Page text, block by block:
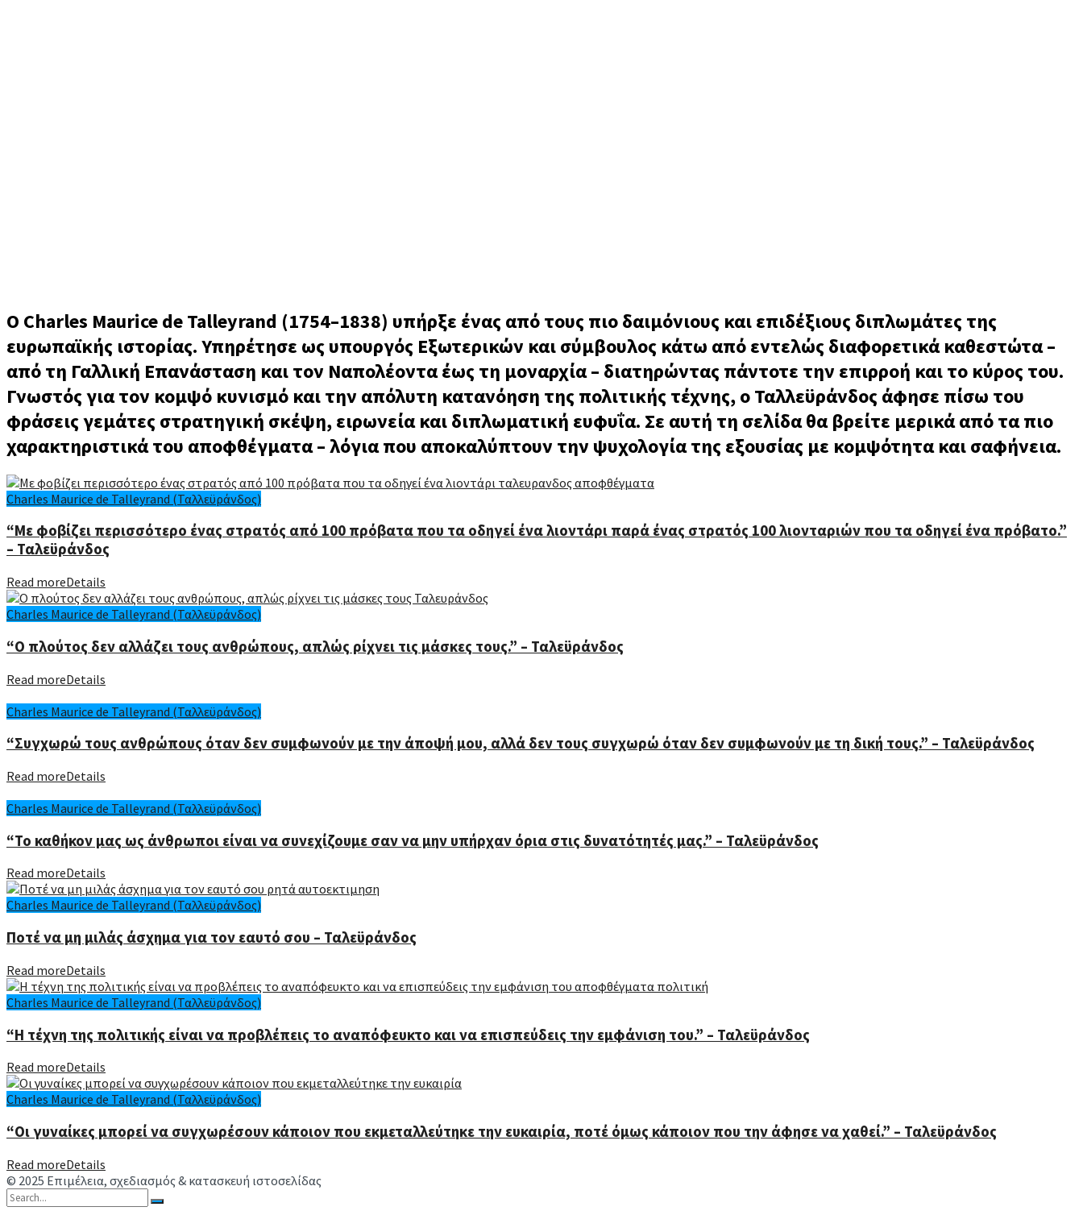
Ο Charles Maurice de Talleyrand (1754–1838) υπήρξε ένας από τους πιο δαιμόνιους και επιδέξιους διπλωμάτες της
ευρωπαϊκής ιστορίας. Υπηρέτησε ως υπουργός Εξωτερικών και σύμβουλος κάτω από εντελώς διαφορετικά καθεστώτα –
από τη Γαλλική Επανάσταση και τον Ναπολέοντα έως τη μοναρχία – διατηρώντας πάντοτε την επιρροή και το κύρος του.
Γνωστός για τον κομψό κυνισμό και την απόλυτη κατανόηση της πολιτικής τέχνης, ο Ταλλεϋράνδος άφησε πίσω του
φράσεις γεμάτες στρατηγική σκέψη, ειρωνεία και διπλωματική ευφυΐα. Σε αυτή τη σελίδα θα βρείτε μερικά από τα πιο
χαρακτηριστικά του αποφθέγματα – λόγια που αποκαλύπτουν την ψυχολογία της εξουσίας με κομψότητα και σαφήνεια.
Charles Maurice de Talleyrand (Ταλλεϋράνδος)
“Με φοβίζει περισσότερο ένας στρατός από 100 πρόβατα που τα οδηγεί ένα λιοντάρι παρά ένας στρατός 100 λιονταριών που τα οδηγεί ένα πρόβατο.”
– Ταλεϋράνδος
Read moreDetails
Charles Maurice de Talleyrand (Ταλλεϋράνδος)
“Ο πλούτος δεν αλλάζει τους ανθρώπους, απλώς ρίχνει τις μάσκες τους.” – Ταλεϋράνδος
Read moreDetails
Charles Maurice de Talleyrand (Ταλλεϋράνδος)
“Συγχωρώ τους ανθρώπους όταν δεν συμφωνούν με την άποψή μου, αλλά δεν τους συγχωρώ όταν δεν συμφωνούν με τη δική τους.” – Ταλεϋράνδος
Read moreDetails
Charles Maurice de Talleyrand (Ταλλεϋράνδος)
“Το καθήκον μας ως άνθρωποι είναι να συνεχίζουμε σαν να μην υπήρχαν όρια στις δυνατότητές μας.” – Ταλεϋράνδος
Read moreDetails
Charles Maurice de Talleyrand (Ταλλεϋράνδος)
Ποτέ να μη μιλάς άσχημα για τον εαυτό σου – Ταλεϋράνδος
Read moreDetails
Charles Maurice de Talleyrand (Ταλλεϋράνδος)
“Η τέχνη της πολιτικής είναι να προβλέπεις το αναπόφευκτο και να επισπεύδεις την εμφάνιση του.” – Ταλεϋράνδος
Read moreDetails
Charles Maurice de Talleyrand (Ταλλεϋράνδος)
“Οι γυναίκες μπορεί να συγχωρέσουν κάποιον που εκμεταλλεύτηκε την ευκαιρία, ποτέ όμως κάποιον που την άφησε να χαθεί.” – Ταλεϋράνδος
Read moreDetails
© 2025 Επιμέλεια, σχεδιασμός & κατασκευή ιστοσελίδας